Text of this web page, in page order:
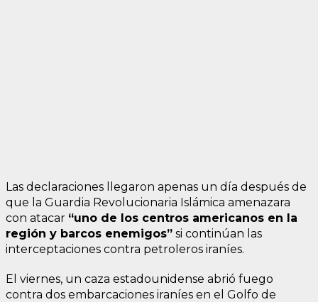
Las declaraciones llegaron apenas un día después de
que la Guardia Revolucionaria Islámica amenazara
con atacar “uno de los centros americanos en la
región y barcos enemigos” si continúan las
interceptaciones contra petroleros iraníes.
El viernes, un caza estadounidense abrió fuego
contra dos embarcaciones iraníes en el Golfo de